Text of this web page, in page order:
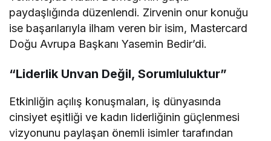
paydaşlığında düzenlendi. Zirvenin onur konuğu
ise başarılarıyla ilham veren bir isim, Mastercard
Doğu Avrupa Başkanı Yasemin Bedir’di.
“Liderlik Unvan Değil, Sorumluluktur”
Etkinliğin açılış konuşmaları, iş dünyasında
cinsiyet eşitliği ve kadın liderliğinin güçlenmesi
vizyonunu paylaşan önemli isimler tarafından